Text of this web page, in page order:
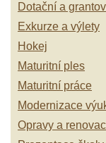
Dotační a
Exkurze a výlety
Hokej
Maturitní ples
Maturitní práce
Modernizace
Opravy a